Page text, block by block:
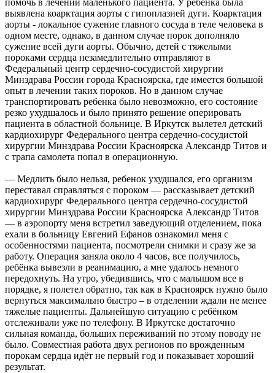
помочь в лечении маленького пациента. У ребёнка была
выявлена коарктация аорты с гипоплазией дуги. Коарктация
аорты - локальное сужение главного сосуда в теле человека в
одном месте, однако, в данном случае порок дополняло
сужение всей дуги аорты. Обычно, детей с тяжелыми
пороками сердца незамедлительно отправляют в
Федеральный центр сердечно-сосудистой хирургии
Минздрава России города Красноярска, где имеется большой
опыт в лечении таких пороков. Но в данном случае
транспортировать ребенка было невозможно, его состояние
резко ухудшалось и было принято решение оперировать
пациента в областной больнице. В Иркутск вылетел детский
кардиохирург Федерального центра сердечно-сосудистой
хирургии Минздрава России Красноярска Александр Титов и
с трапа самолета попал в операционную.
— Медлить было нельзя, ребенок ухудшался, его организм
переставал справляться с пороком — рассказывает детский
кардиохирург Федерального центра сердечно-сосудистой
хирургии Минздрава России Красноярска Александр Титов
— в аэропорту меня встретил заведующий отделением, пока
ехали в больницу Евгений Ефанов ознакомил меня с
особенностями пациента, посмотрели снимки и сразу же за
работу. Операция заняла около 4 часов, все получилось,
ребёнка вывезли в реанимацию, а мне удалось немного
передохнуть. На утро, убедившись, что с малышом все в
порядке, я полетел обратно, так как в Красноярск нужно было
вернуться максимально быстро – в отделении ждали не менее
тяжелые пациенты. Дальнейшую ситуацию с ребёнком
отслеживали уже по телефону. В Иркутске достаточно
сильная команда, больших переживаний по этому поводу не
было. Совместная работа двух регионов по врожденным
порокам сердца идёт не первый год и показывает хороший
результат.